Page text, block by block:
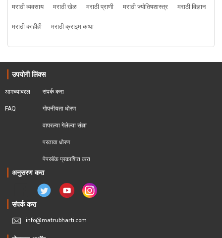
मराठी व्यवसाय
मराठी खेळ मराठी प्राणी मराठी ज्योतिषशास्त्र
मराठी विज्ञान
मराठी काहीही
मराठी क्राइम कथा
उपयोगी लिंक्स
आमच्याबद्दल
FAQ
संपर्क करा
गोपनीयता धोरण
वापरल्या गेलेल्या संज्ञा
परतावा धोरण
पेपरबॅक प्रकाशित करा
अनुसरण करा
संपर्क करा
info@matrubharti.com